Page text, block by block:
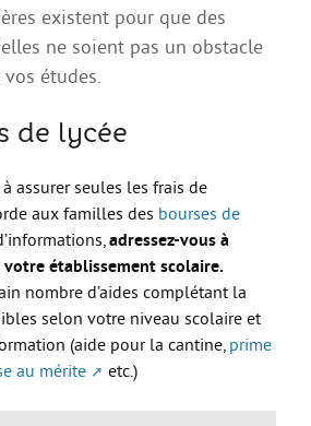
?
existent pour que des
ne soient pas un obstacle
études.
de lycée
assurer seules les frais de
aux familles des bourses de
adressez-vous à
votre établissement scolaire.
nombre d’aides complétant la
selon votre niveau scolaire et
(aide pour la cantine, prime
au mérite etc.)